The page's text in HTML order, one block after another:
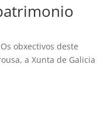
obxectivos deste
a Xunta de Galicia